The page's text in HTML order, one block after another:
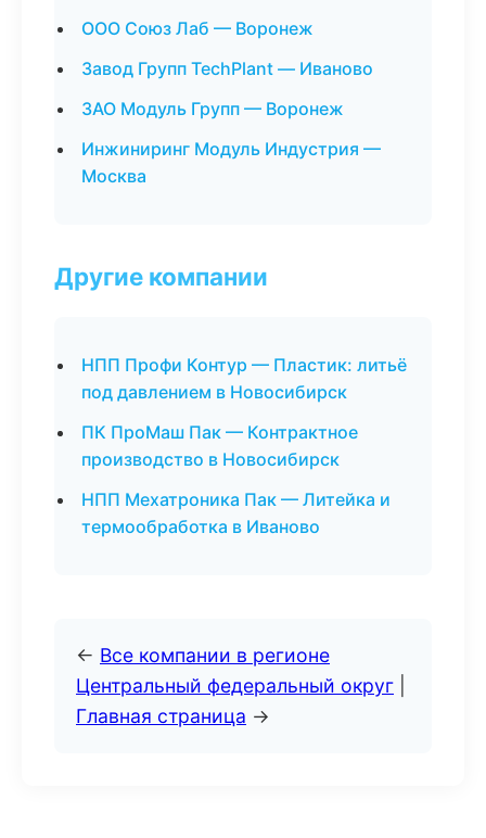
ООО Союз Лаб — Воронеж
Завод Групп TechPlant — Иваново
ЗАО Модуль Групп — Воронеж
Инжиниринг Модуль Индустрия —
Москва
Другие компании
НПП Профи Контур — Пластик: литьё
под давлением в Новосибирск
ПК ПроМаш Пак — Контрактное
производство в Новосибирск
НПП Мехатроника Пак — Литейка и
термообработка в Иваново
← Все компании в регионе
Центральный федеральный округ
Главная страница →